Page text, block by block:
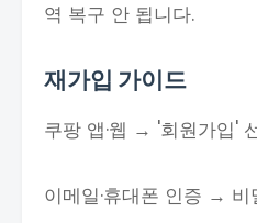
역 복구 안 됩니다.
재가입 가이드
쿠팡 앱·웹 → '회원가입'
이메일·휴대폰 인증 → 비